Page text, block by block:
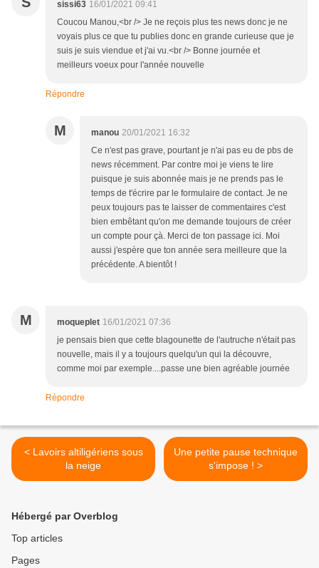
sissi63 16/01/2021 09:41
Coucou Manou,<br /> Je ne reçois plus tes news donc je ne
voyais plus ce que tu publies donc en grande curieuse que je
suis je suis viendue et j'ai vu.<br /> Bonne journée et
meilleurs voeux pour l'année nouvelle
Répondre
M manou 20/01/2021 16:32
Ce n'est pas grave, pourtant je n'ai pas eu de pbs de
news récemment. Par contre moi je viens te lire
puisque je suis abonnée mais je ne prends pas le
temps de t'écrire par le formulaire de contact. Je ne
peux toujours pas te laisser de commentaires c'est
bien embêtant qu'on me demande toujours de créer
un compte pour çà. Merci de ton passage ici. Moi
aussi j'espère que ton année sera meilleure que la
précédente. A bientôt !
M moqueplet 16/01/2021 07:36
je pensais bien que cette blagounette de l'autruche n'était pas
nouvelle, mais il y a toujours quelqu'un qui la découvre,
comme moi par exemple....passe une bien agréable journée
Répondre
< Lavoirs altiligériens sous
la neige
Une petite pause technique
s'impose ! >
Hébergé par Overblog
Top articles
Pages